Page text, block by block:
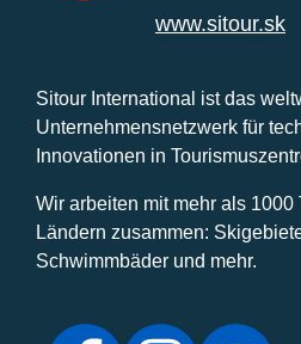
www.sitour.sk
Sitour International ist das
Unternehmensnetzwerk für
Innovationen in
Wir arbeiten mit mehr als 1000
Ländern zusammen:
Schwimmbäder und mehr.